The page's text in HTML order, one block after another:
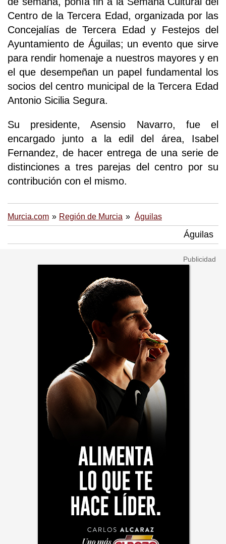
Centro de la Tercera Edad, organizada por las
Concejalías de Tercera Edad y Festejos del
Ayuntamiento de Águilas; un evento que sirve
para rendir homenaje a nuestros mayores y en
el que desempeñan un papel fundamental los
socios del centro municipal de la Tercera Edad
Antonio Sicilia Segura.
Su presidente, Asensio Navarro, fue el
encargado junto a la edil del área, Isabel
Fernandez, de hacer entrega de una serie de
distinciones a tres parejas del centro por su
contribución con el mismo.
Murcia.com Región de Murcia Águilas
Águilas